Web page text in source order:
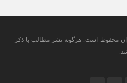
محفوظ است. هرگونه نشر مطالب با ذكر